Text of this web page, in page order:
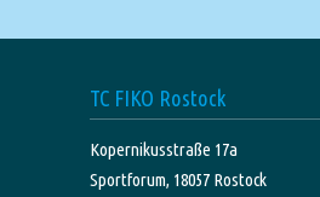
TC FIKO Rostock
Kopernikusstraße 17a
Sportforum, 18057 Rostock